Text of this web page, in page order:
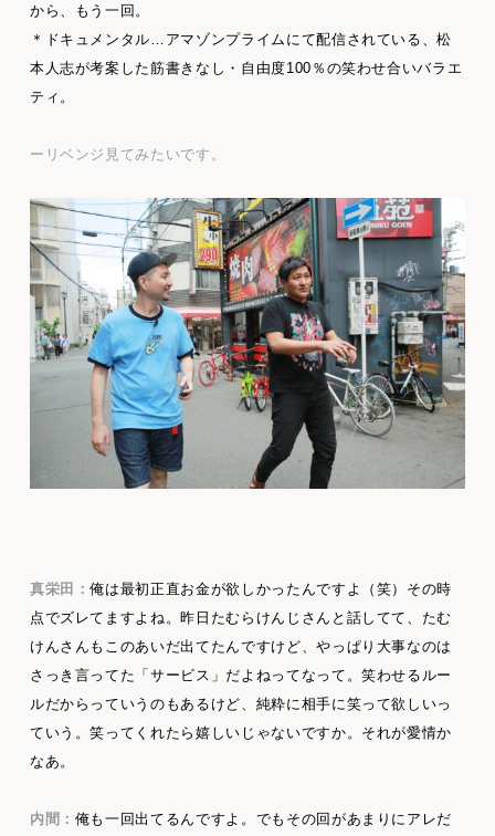
から、もう一回。
＊ドキュメンタル…アマゾンプライムにて配信されている、松
本人志が考案した筋書きなし・自由度100％の笑わせ合いバラエ
ティ。
ーリベンジ見てみたいです。
真栄田：俺は最初正直お金が欲しかったんですよ（笑）その時
点でズレてますよね。昨日たむらけんじさんと話してて、たむ
けんさんもこのあいだ出てたんですけど、やっぱり大事なのは
さっき言ってた「サービス」だよねってなって。笑わせるルー
ルだからっていうのもあるけど、純粋に相手に笑って欲しいっ
ていう。笑ってくれたら嬉しいじゃないですか。それが愛情か
なあ。
内間： 俺も一回出てるんですよ。でもその回があまりにアレだ